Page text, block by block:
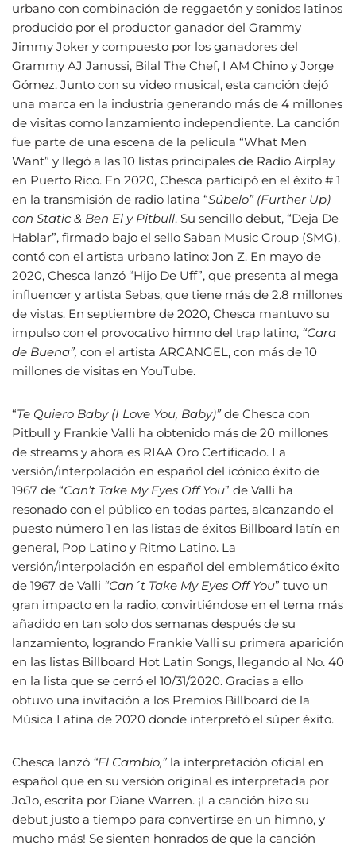
urbano con combinación de reggaetón y sonidos latinos
producido por el productor ganador del Grammy
Jimmy Joker y compuesto por los ganadores del
Grammy AJ Janussi, Bilal The Chef, I AM Chino y Jorge
Gómez. Junto con su video musical, esta canción dejó
una marca en la industria generando más de 4 millones
de visitas como lanzamiento independiente. La canción
fue parte de una escena de la película “What Men
Want” y llegó a las 10 listas principales de Radio Airplay
en Puerto Rico. En 2020, Chesca participó en el éxito # 1
en la transmisión de radio latina “Súbelo” (Further Up)
con Static & Ben El y Pitbull. Su sencillo debut, “Deja De
Hablar”, firmado bajo el sello Saban Music Group (SMG),
contó con el artista urbano latino: Jon Z. En mayo de
2020, Chesca lanzó “Hijo De Uff”, que presenta al mega
influencer y artista Sebas, que tiene más de 2.8 millones
de vistas. En septiembre de 2020, Chesca mantuvo su
impulso con el provocativo himno del trap latino, “Cara
de Buena”, con el artista ARCANGEL, con más de 10
millones de visitas en YouTube.
“Te Quiero Baby (I Love You, Baby)”de Chesca con
Pitbull y Frankie Valli ha obtenido más de 20 millones
de streams y ahora es RIAA Oro Certificado. La
versión/interpolación en español del icónico éxito de
1967 de “Can’t Take My Eyes Off You” de Valli ha
resonado con el público en todas partes, alcanzando el
puesto número 1 en las listas de éxitos Billboard latín en
general, Pop Latino y Ritmo Latino. La
versión/interpolación en español del emblemático éxito
de 1967 de Valli “Can´t Take My Eyes Off You” tuvo un
gran impacto en la radio, convirtiéndose en el tema más
añadido en tan solo dos semanas después de su
lanzamiento, logrando Frankie Valli su primera aparición
en las listas Billboard Hot Latin Songs, llegando al No. 40
en la lista que se cerró el 10/31/2020. Gracias a ello
obtuvo una invitación a los Premios Billboard de la
Música Latina de 2020 donde interpretó el súper éxito.
Chesca lanzó “El Cambio,” la interpretación oficial en
español que en su versión original es interpretada por
JoJo, escrita por Diane Warren. ¡La canción hizo su
debut justo a tiempo para convertirse en un himno, y
mucho más! Se sienten honrados de que la canción